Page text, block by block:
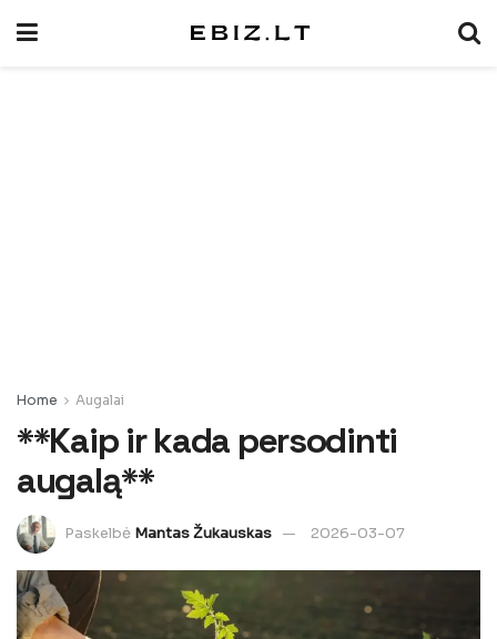
Home Augalai
**Kaip ir kada persodinti
augalą**
Paskelbė Mantas Žukauskas 2026-03-07